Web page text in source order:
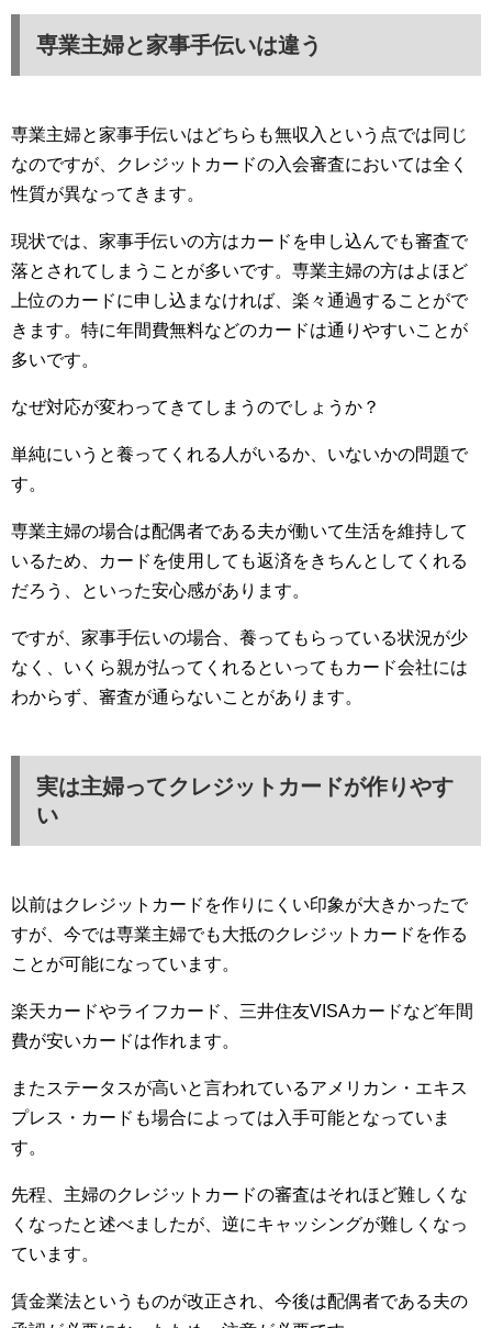
専業主婦と家事手伝いは違う
専業主婦と家事手伝いはどちらも無収入という点では同じ
なのですが、クレジットカードの入会審査においては全く
性質が異なってきます。
現状では、家事手伝いの方はカードを申し込んでも審査で
落とされてしまうことが多いです。専業主婦の方はよほど
上位のカードに申し込まなければ、楽々通過することがで
きます。特に年間費無料などのカードは通りやすいことが
多いです。
なぜ対応が変わってきてしまうのでしょうか？
単純にいうと養ってくれる人がいるか、いないかの問題で
す。
専業主婦の場合は配偶者である夫が働いて生活を維持して
いるため、カードを使用しても返済をきちんとしてくれる
だろう、といった安心感があります。
ですが、家事手伝いの場合、養ってもらっている状況が少
なく、いくら親が払ってくれるといってもカード会社には
わからず、審査が通らないことがあります。
実は主婦ってクレジットカードが作りやす
い
以前はクレジットカードを作りにくい印象が大きかったで
すが、今では専業主婦でも大抵のクレジットカードを作る
ことが可能になっています。
楽天カードやライフカード、三井住友VISAカードなど年間
費が安いカードは作れます。
またステータスが高いと言われているアメリカン・エキス
プレス・カードも場合によっては入手可能となっていま
す。
先程、主婦のクレジットカードの審査はそれほど難しくな
くなったと述べましたが、逆にキャッシングが難しくなっ
ています。
賃金業法というものが改正され、今後は配偶者である夫の